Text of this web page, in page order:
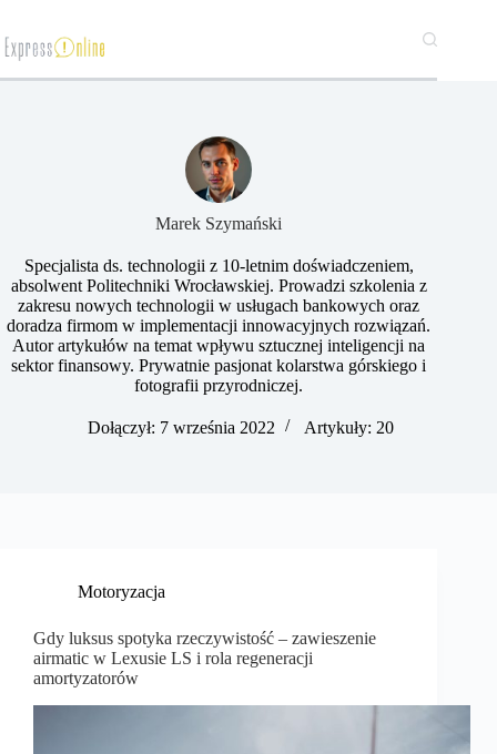
treści
Marek Szymański​
Specjalista ds. technologii z 10-letnim doświadczeniem,
absolwent Politechniki Wrocławskiej. Prowadzi szkolenia z
zakresu nowych technologii w usługach bankowych oraz
doradza firmom w implementacji innowacyjnych rozwiązań.
Autor artykułów na temat wpływu sztucznej inteligencji na
sektor finansowy. Prywatnie pasjonat kolarstwa górskiego i
fotografii przyrodniczej.
Dołączył: 7 września 2022 Artykuły: 20
Motoryzacja
Gdy luksus spotyka rzeczywistość – zawieszenie
airmatic w Lexusie LS i rola regeneracji
amortyzatorów